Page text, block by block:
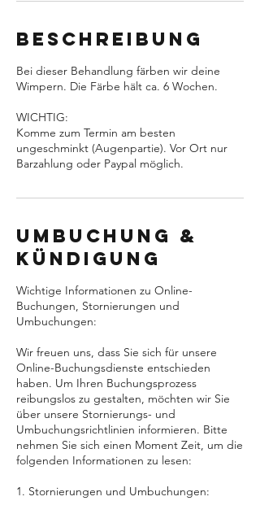
Beschreibung
Bei dieser Behandlung färben wir deine
Wimpern. Die Färbe hält ca. 6 Wochen.
WICHTIG:
Komme zum Termin am besten
ungeschminkt (Augenpartie). Vor Ort nur
Umbuchung &
Kündigung
Wichtige Informationen zu Online-
Buchungen, Stornierungen und
Umbuchungen:
Wir freuen uns, dass Sie sich für unsere
Online-Buchungsdienste entschieden
haben. Um Ihren Buchungsprozess
reibungslos zu gestalten, möchten wir Sie
über unsere Stornierungs- und
Umbuchungsrichtlinien informieren. Bitte
nehmen Sie sich einen Moment Zeit, um die
folgenden Informationen zu lesen:
1. Stornierungen und Umbuchungen: